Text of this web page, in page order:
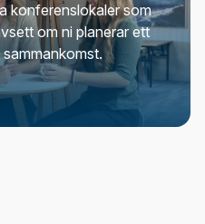
konferenslokaler som
om ni planerar ett